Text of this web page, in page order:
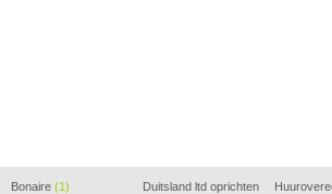
Bonaire (1)
Duitsland ltd oprichten